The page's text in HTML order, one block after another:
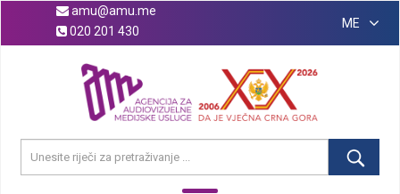
amu@amu.me
020 201 430
ME